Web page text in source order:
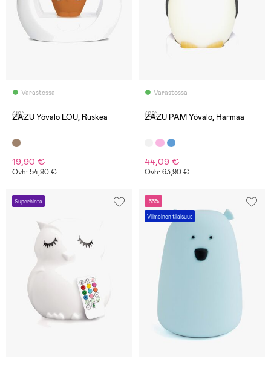
Varastossa
(19)
ZAZU Yövalo LOU, Ruskea
19,90 €
Ovh: 54,90 €
Varastossa
(28)
ZAZU PAM Yövalo, Harmaa
44,09 €
Ovh: 63,90 €
Superhinta -33%
Viimeinen tilaisuus